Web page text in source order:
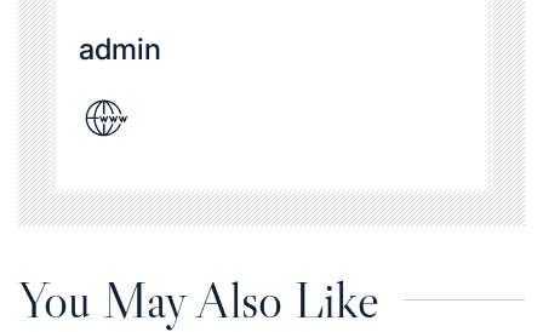
admin
You May Also Like